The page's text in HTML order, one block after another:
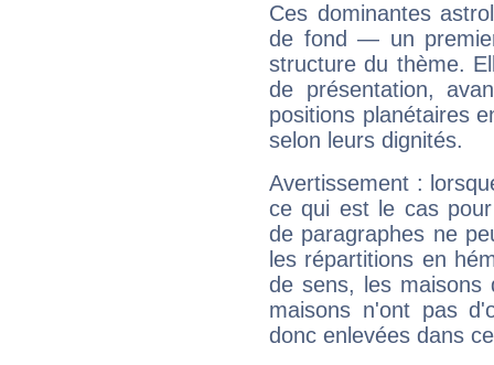
Ces dominantes
de fond — un
structure du thème.
de présentation,
positions planétaires
selon leurs dignités.
Avertissement :
ce qui est le cas
de paragraphes ne
les répartitions en
de sens, les maisons
maisons n'ont pas
donc enlevées dans